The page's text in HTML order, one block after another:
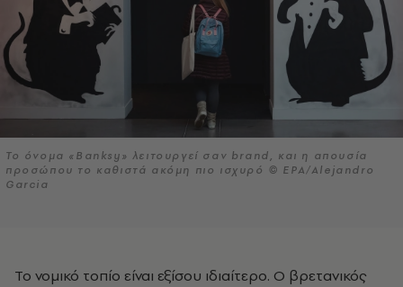
Το όνομα «Banksy» λειτουργεί σαν brand, και η απουσία
προσώπου το καθιστά ακόμη πιο ισχυρό © EPA/Alejandro
Garcia
Το νομικό τοπίο είναι εξίσου ιδιαίτερο. Ο βρετανικός